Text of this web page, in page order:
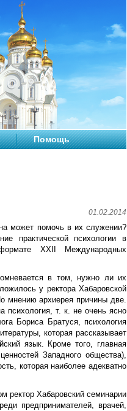
Помощь
01.02.2014
может помочь в их служении?
практической психологии в
XXII Международных
в том, нужно ли их
у ректора Хабаровской
мнению архиерея причины две.
психология, т. к. не очень ясно
Бориса Братуся, психология
которая рассказывает
язык. Кроме того, главная
Западного общества),
которая наиболее адекватно
ректор Хабаровский семинарии
предпринимателей, врачей,